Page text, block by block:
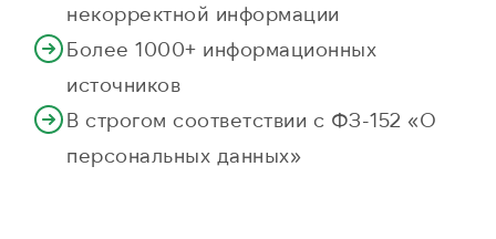
некорректной информации
Более 1000+ информационных
источников
В строгом соответствии с ФЗ-152 «О
персональных данных»